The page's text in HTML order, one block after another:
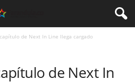
de Next In Line llega cargado
de Next In